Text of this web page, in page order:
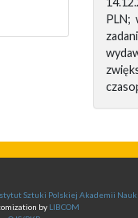
PLN;
Sztuki Polskiej Akademii Nauk
by LIBCOM